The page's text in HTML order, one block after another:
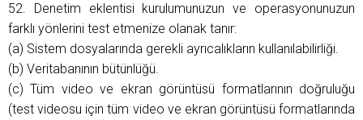
52. Denetim eklentisi kurulumunuzun ve operasyonunuzun
farklı yönlerini test etmenize olanak tanır:
(a) Sistem dosyalarında gerekli ayrıcalıkların kullanılabilirliği.
(b) Veritabanının bütünlüğü.
(c) Tüm video ve ekran görüntüsü formatlarının doğruluğu
(test videosu için tüm video ve ekran görüntüsü formatlarında